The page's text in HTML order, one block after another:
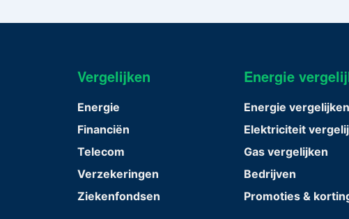
Vergelijken
Energie
Financiën
Telecom
Verzekeringen
Ziekenfondsen
Energie
Energie vergelijken
Elektriciteit
Gas vergelijken
Bedrijven
Promoties &